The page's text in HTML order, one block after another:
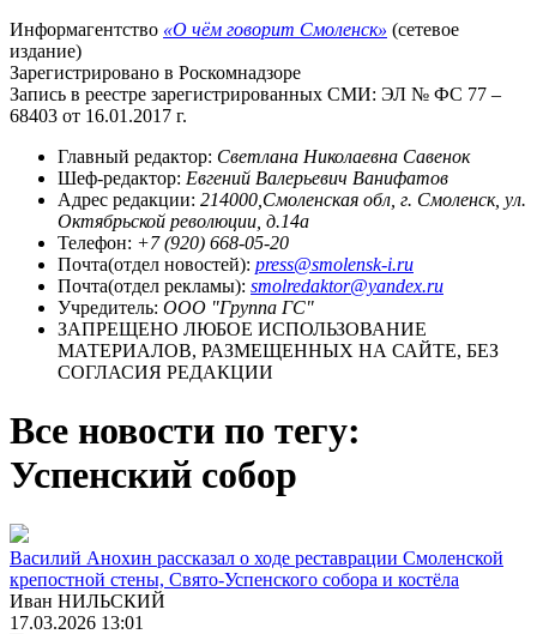
Информагентство «О чём говорит Смоленск» (сетевое
издание)
Зарегистрировано в Роскомнадзоре
Запись в реестре зарегистрированных СМИ: ЭЛ № ФС 77 –
68403 от 16.01.2017 г.
Главный редактор: Светлана Николаевна Савенок
Шеф-редактор: Евгений Валерьевич Ванифатов
Адрес редакции: 214000,Смоленская обл, г. Смоленск, ул.
Октябрьской революции, д.14а
Телефон: +7 (920) 668-05-20
Почта(отдел новостей): press@smolensk-i.ru
Почта(отдел рекламы): smolredaktor@yandex.ru
Учредитель: ООО "Группа ГС"
ЗАПРЕЩЕНО ЛЮБОЕ ИСПОЛЬЗОВАНИЕ
МАТЕРИАЛОВ, РАЗМЕЩЕННЫХ НА САЙТЕ, БЕЗ
СОГЛАСИЯ РЕДАКЦИИ
Все новости по тегу:
Успенский собор
Василий Анохин рассказал о ходе реставрации Смоленской
крепостной стены, Свято-Успенского собора и костёла
Иван НИЛЬСКИЙ
17.03.2026 13:01